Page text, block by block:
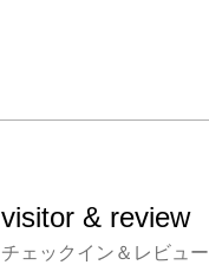
visitor & review
チェックイン＆レビュー